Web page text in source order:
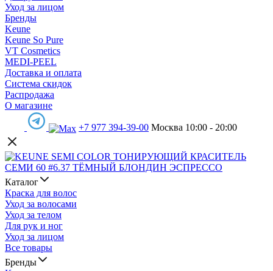
Уход за лицом
Бренды
Keune
Keune So Pure
VT Cosmetics
MEDI-PEEL
Доставка и оплата
Система скидок
Распродажа
О магазине
+7 977 394-39-00 Москва 10:00 - 20:00
Каталог
Краска для волос
Уход за волосами
Уход за телом
Для рук и ног
Уход за лицом
Все товары
Бренды